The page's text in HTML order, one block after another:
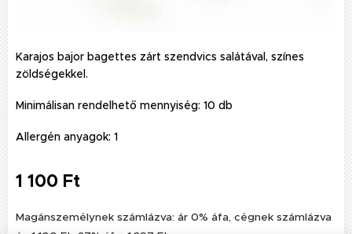
Karajos bajor bagettes zárt szendvics salátával, színes
zöldségekkel.
Minimálisan rendelhető mennyiség: 10 db
Allergén anyagok: 1
1 100 Ft
Magánszemélynek számlázva: ár 0% áfa, cégnek számlázva